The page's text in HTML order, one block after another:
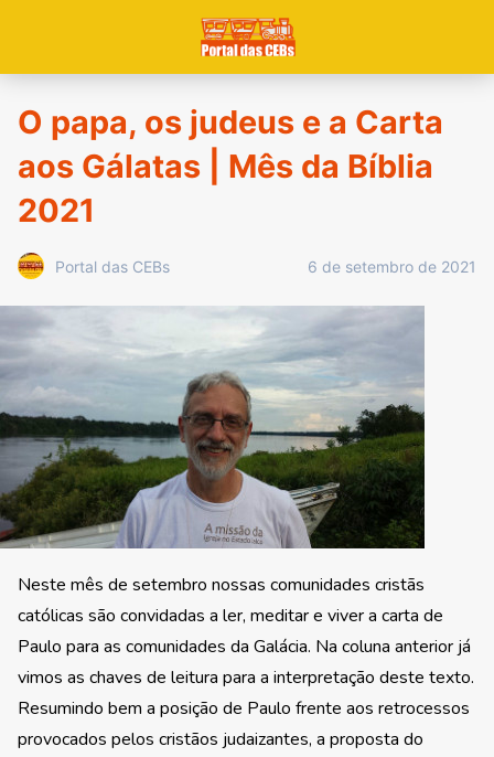
O papa, os judeus e a Carta
aos Gálatas | Mês da Bíblia
2021
Portal das CEBs 6 de setembro de 2021
Neste mês de setembro nossas comunidades cristãs
católicas são convidadas a ler, meditar e viver a carta de
Paulo para as comunidades da Galácia. Na coluna anterior já
vimos as chaves de leitura para a interpretação deste texto.
Resumindo bem a posição de Paulo frente aos retrocessos
provocados pelos cristãos judaizantes, a proposta do